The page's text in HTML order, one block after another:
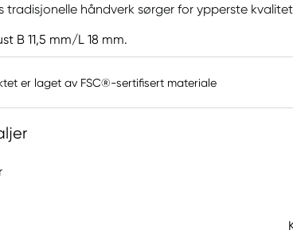
tradisjonelle håndverk sørger for ypperste
B 11,5 mm/L 18 mm.
er laget av FSC®-sertifisert materiale